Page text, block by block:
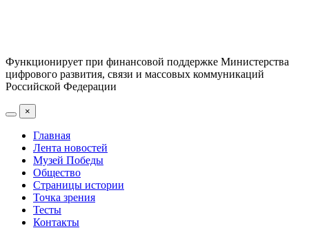
Функционирует при финансовой поддержке Министерства
цифрового развития, связи и массовых коммуникаций
Российской Федерации
×
Главная
Лента новостей
Музей Победы
Общество
Страницы истории
Точка зрения
Тесты
Контакты